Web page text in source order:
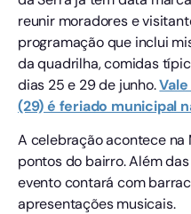
reunir moradores e
programação que inclui
da quadrilha, comidas
dias 25 e 29 de junho.
(29) é feriado municipal
A celebração acontece na
pontos do bairro. Além
evento contará com
apresentações musicais.